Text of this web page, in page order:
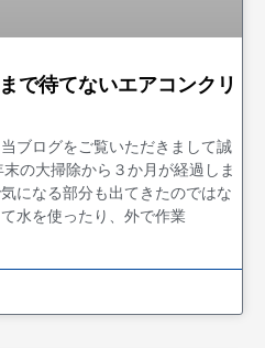
で待てないエアコンクリ
ブログをご覧いただきまして誠
の大掃除から３か月が経過しま
になる部分も出てきたのではな
水を使ったり、外で作業